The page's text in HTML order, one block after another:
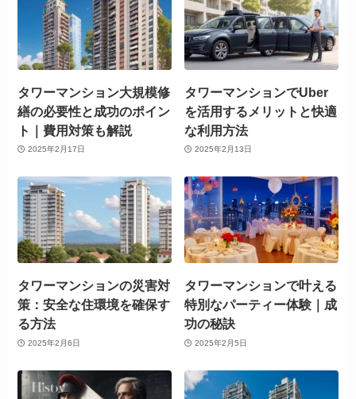
タワーマンション大規模修
繕の必要性と成功のポイン
ト｜費用対策も解説
2025年2月17日
タワーマンションでUber
を活用するメリットと快適
な利用方法
2025年2月13日
タワーマンションの災害対
策：安全な住環境を確保す
る方法
2025年2月6日
タワーマンションで叶える
特別なパーティー体験｜成
功の秘訣
2025年2月5日